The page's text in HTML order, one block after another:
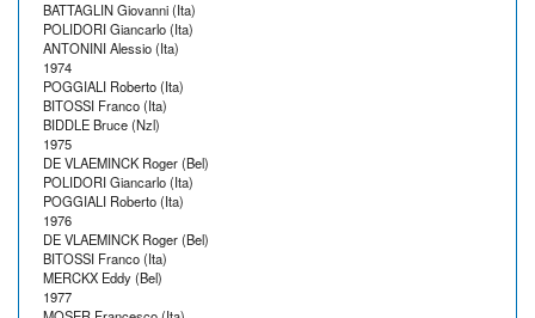
BATTAGLIN Giovanni (Ita)
POLIDORI Giancarlo (Ita)
ANTONINI Alessio (Ita)
1974
POGGIALI Roberto (Ita)
BITOSSI Franco (Ita)
BIDDLE Bruce (Nzl)
1975
DE VLAEMINCK Roger (Bel)
POLIDORI Giancarlo (Ita)
POGGIALI Roberto (Ita)
1976
DE VLAEMINCK Roger (Bel)
BITOSSI Franco (Ita)
MERCKX Eddy (Bel)
1977